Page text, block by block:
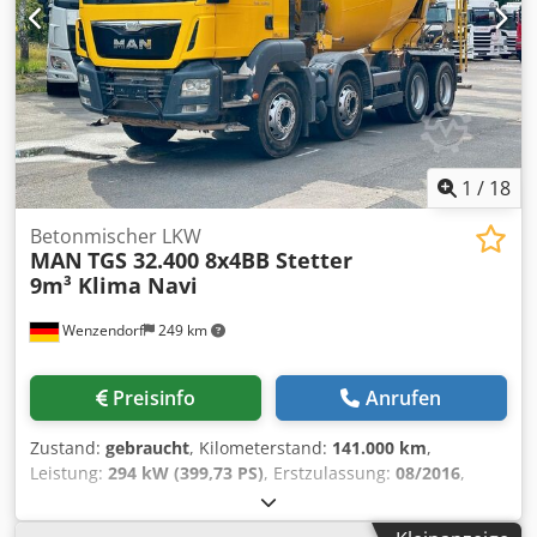
Anhänger Chedpfx Ajyvni Eogrja * Klimaanlage *
Sitzheizung * Rundumleuchten * EFH * Technische Zul.
Gesamtgewicht 22.000Kg
1 / 18
Wenzendorf 249 km
Betonmischer LKW
MAN TGS 32.400 8x4BB Stetter
9m³ Klima Navi
Preisinfo Anrufen
Zustand: gebraucht, Kilometerstand: 141.000 km,
Leistung: 294 kW (399,73 PS), Erstzulassung: 08/2016,
, Achsen-Konfiguration:
Achsen, Farbe:Gelb, Getriebetyp:Automatisch,